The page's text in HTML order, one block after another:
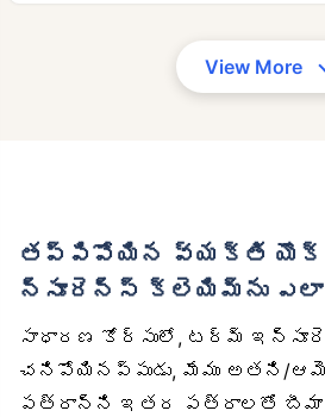
View More
తప్పిపోయిన వ్యక్తి యొక్క టర్మ్ ఇ
న్సూరెన్స్ క్లెయిమ్‌ను ఎలా
సాధారణ కోర్సులో, టర్మ్
చనిపోయినప్పుడు, మేము అతని/
పత్రాన్ని ఇతర పత్రాలతో బీమా